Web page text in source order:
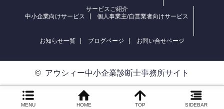
サービスご紹介
中小企業向けサービス
個人事業主/自営業者向けサービス
お知らせ一覧 ブログページ お問い合せページ
MENU HOME TOP SIDEBAR
© アウシィー中小企業診断士事務所サイト